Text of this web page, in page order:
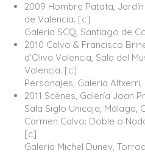
2009 Hombre Patata,
de Valencia. [c]
Galeria SCQ, Santiago de
2010 Calvo & Francisco
d’Oliva Valencia, Sala del
Valencia. [c]
Personajes, Galeria Altxerri,
2011 Scènes, Galería Joan
Sala Siglo Unicaja, Málaga,
Carmen Calvo: Doble o
[c]
Galería Michel Dunev,